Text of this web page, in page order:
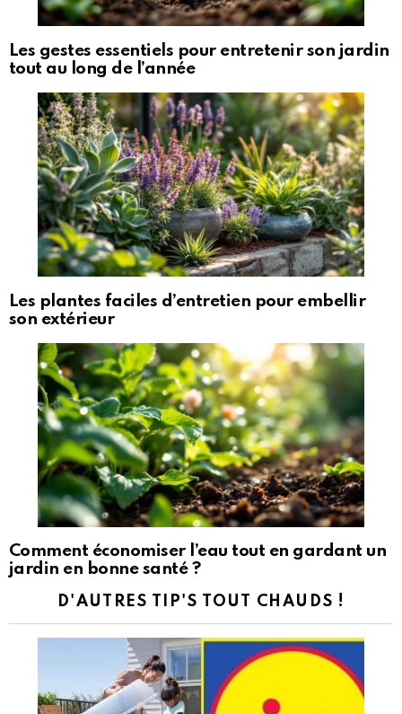
Les gestes essentiels pour entretenir son jardin
tout au long de l’année
Les plantes faciles d’entretien pour embellir
son extérieur
Comment économiser l’eau tout en gardant un
jardin en bonne santé ?
D'AUTRES TIP'S TOUT CHAUDS !